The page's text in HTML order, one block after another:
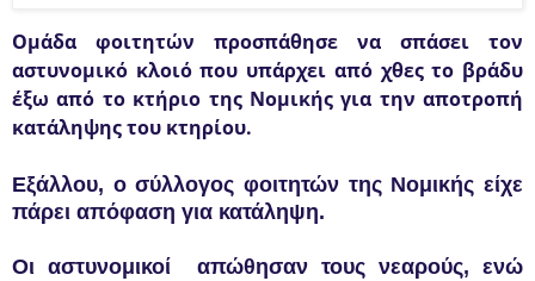
Ομάδα φοιτητών προσπάθησε να σπάσει τον
αστυνομικό κλοιό που υπάρχει από χθες το βράδυ
έξω από το κτήριο της Νομικής για την αποτροπή
κατάληψης του κτηρίου.
Εξάλλου, ο σύλλογος φοιτητών της Νομικής είχε
πάρει απόφαση για κατάληψη.
Οι αστυνομικοί απώθησαν τους νεαρούς, ενώ